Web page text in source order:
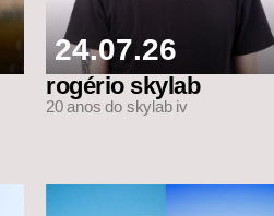
24.07.26
rogério skylab
20 anos do skylab iv